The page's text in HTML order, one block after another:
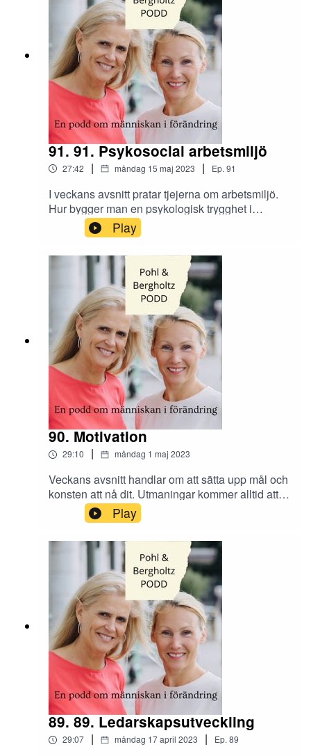
@insightcompetence
91. 91. Psykosocial arbetsmiljö
27:42 | måndag 15 maj 2023 | Ep. 91
I veckans avsnitt pratar tjejerna om arbetsmiljö.
Hur bygger man en psykologisk trygghet i
teamet? Vad har vi som individer för ansvar? Hur
mycket ansvar ligger på ledningsgruppen och
vad händer när den inte fungerar som den ska?
Skicka era tankar och synpunkter om avsnittet till
oss på Instagram @tranahjarnan och
@insightcompetence
Play
90. Motivation
29:10 | måndag 1 maj 2023
Veckans avsnitt handlar om att sätta upp mål och
konsten att nå dit. Utmaningar kommer alltid att
finnas, men hur kommer man förbi hinder på
vägen mot målet? Vad kan du göra för att nå ditt
mål?Vad är framgång för dig? Skicka era tankar
och synpunkter om avsnittet till oss på Instagram
@tranahjarnan och @insightcompetence
Play
89. 89. Ledarskapsutveckling
29:07 | måndag 17 april 2023 | Ep. 89